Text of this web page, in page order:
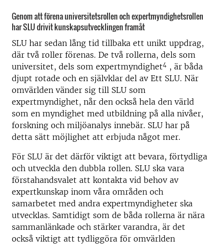
Genom att förena universitetsrollen och expertmyndighetsrollen
har SLU drivit kunskapsutvecklingen framåt
SLU har sedan lång tid tillbaka ett unikt uppdrag,
där två roller förenas. De två rollerna, dels som
universitet, dels som expertmyndighet4 , är båda
djupt rotade och en självklar del av Ett SLU. När
omvärlden vänder sig till SLU som
expertmyndighet, når den också hela den värld
som en myndighet med utbildning på alla nivåer,
forskning och miljöanalys innebär. SLU har på
detta sätt möjlighet att erbjuda något mer.
För SLU är det därför viktigt att bevara, förtydliga
och utveckla den dubbla rollen. SLU ska vara
förstahandsvalet att kontakta vid behov av
expertkunskap inom våra områden och
samarbetet med andra expertmyndigheter ska
utvecklas. Samtidigt som de båda rollerna är nära
sammanlänkade och stärker varandra, är det
också viktigt att tydliggöra för omvärlden